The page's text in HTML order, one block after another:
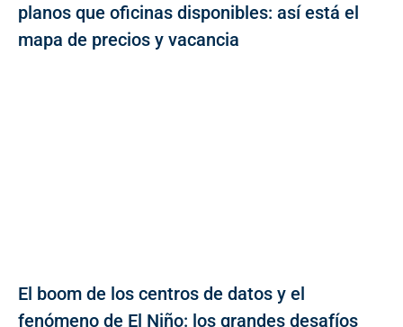
planos que oficinas disponibles: así está el
mapa de precios y vacancia
El boom de los centros de datos y el
fenómeno de El Niño: los grandes desafíos